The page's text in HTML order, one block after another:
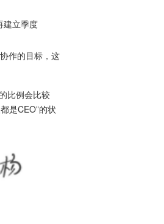
建立季度
作的目标，这
比例会比较
是CEO”的状